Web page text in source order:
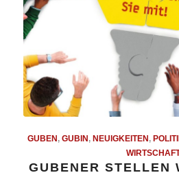
GUBEN ,GUBIN ,NEUIGKEITEN ,
GUBENER STELLEN